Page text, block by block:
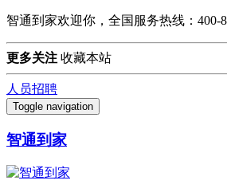
智通到家欢迎你，全国服务热线：400-
更多关注 收藏本站
人员招聘
Toggle navigation
智通到家